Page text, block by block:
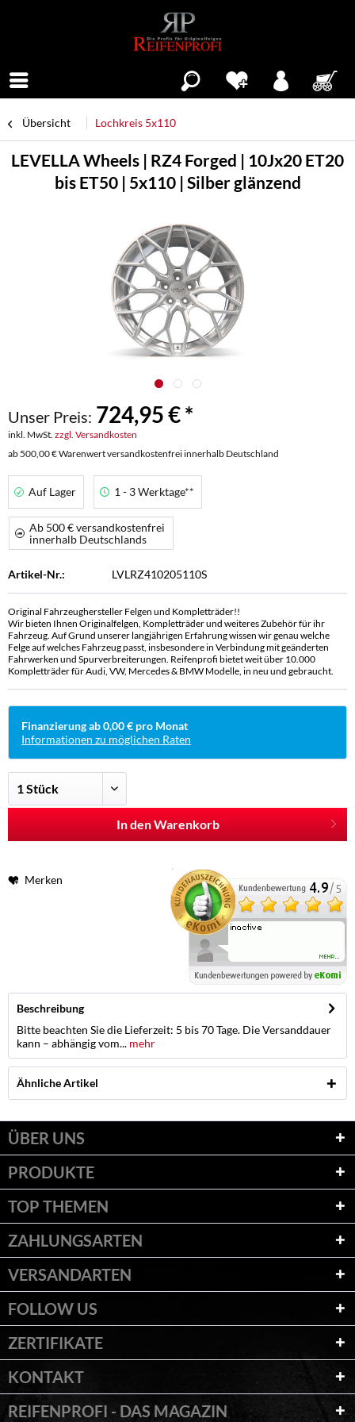
Übersicht Lochkreis 5x110
LEVELLA Wheels | RZ4 Forged | 10Jx20 ET20
bis ET50 | 5x110 | Silber glänzend
Unser Preis: 724,95 € *
inkl. MwSt. zzgl. Versandkosten
ab 500,00 € Warenwert versandkostenfrei innerhalb Deutschland
Auf Lager 1 - 3 Werktage**
Ab 500 € versandkostenfrei
innerhalb Deutschlands
Artikel-Nr.: LVLRZ410205110S
Original Fahrzeughersteller Felgen und Kompletträder!!
Wir bieten Ihnen Originalfelgen, Kompletträder und weiteres Zubehör für ihr
Fahrzeug. Auf Grund unserer langjährigen Erfahrung wissen wir genau welche
Felge auf welches Fahrzeug passt, insbesondere in Verbindung mit geänderten
Fahrwerken und Spurverbreiterungen. Reifenprofi bietet weit über 10.000
Kompletträder für Audi, VW, Mercedes & BMW Modelle, in neu und gebraucht.
Finanzierung ab 0,00 € pro Monat
Informationen zu möglichen Raten
In den Warenkorb
Merken
Beschreibung
Bitte beachten Sie die Lieferzeit: 5 bis 70 Tage. Die Versanddauer
kann – abhängig vom... mehr
Ähnliche Artikel
ÜBER UNS
PRODUKTE
TOP THEMEN
ZAHLUNGSARTEN
VERSANDARTEN
FOLLOW US
ZERTIFIKATE
KONTAKT
REIFENPROFI - DAS MAGAZIN